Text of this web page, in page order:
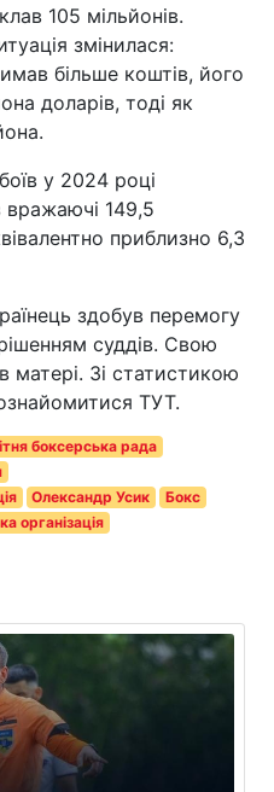
105 мільйонів.
змінилася:
більше коштів, його
доларів, тоді як
у 2024 році
149,5
приблизно 6,3
здобув перемогу
суддів. Свою
матері. Зі статистикою
ТУТ.
боксерська рада
Олександр Усик
Бокс
організація